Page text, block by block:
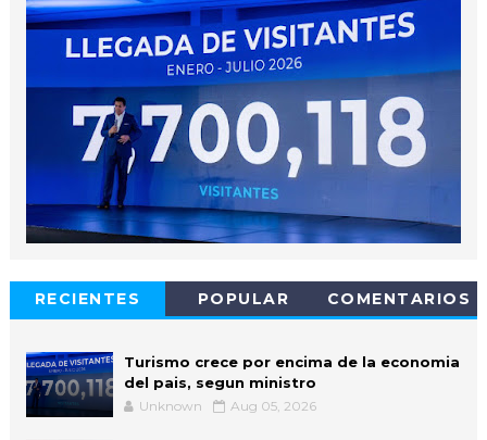
RECIENTES POPULAR COMENTARIOS
Turismo crece por encima de la economia
del pais, segun ministro
Unknown Aug 05, 2026